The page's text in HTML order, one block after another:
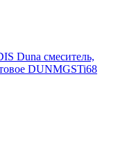
Duna смеситель,
DUNMGSTi68